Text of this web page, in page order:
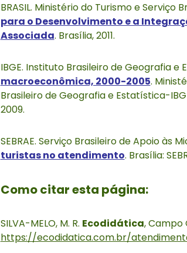
BRASIL. Ministério do Turismo e Serviço
para o Desenvolvimento e a
Associada. Brasília, 2011.
IBGE. Instituto Brasileiro de Geografia e
macroeconômica, 2000-2005.
Brasileiro de Geografia e Estatística-
2009.
SEBRAE. Serviço Brasileiro de Apoio às
turistas no atendimento. Brasília:
Como citar esta página:
SILVA-MELO, M. R. Ecodidática, Campo
https://ecodidatica.com.br/